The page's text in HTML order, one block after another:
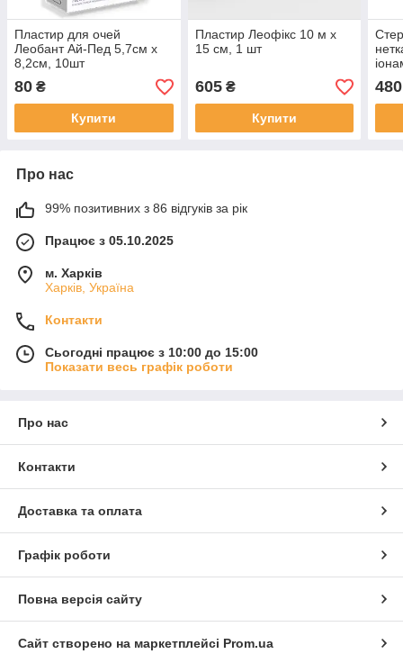
Пластир для очей
Леобант Ай-Пед 5,7см х
8,2см, 10шт
80 ₴
Купити
Пластир Леофікс 10 м x
15 см, 1 шт
605₴
Купити
50
480
Про нас
99% позитивних з 86 відгуків за рік
Працює з 05.10.2025
м. Харків
Харків, Україна
Контакти
Сьогодні працює з 10:00 до 15:00
Показати весь графік роботи
Про нас
Контакти
Доставка та оплата
Графік роботи
Повна версія сайту
Сайт створено на маркетплейсі Prom.ua